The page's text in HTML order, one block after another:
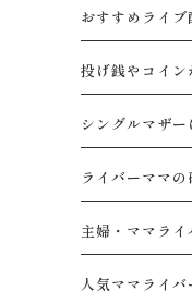
おすすめライブ
投げ銭やコイン
シングルマザ
ライバーママの
主婦・ママラ
人気ママライ